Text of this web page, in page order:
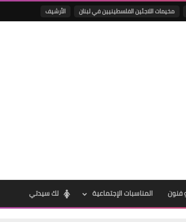
مخيمات اللاجئين الفلسطينيين في لبنان الأرشيف
فنون المناسبات الإجتماعية لك سيدتي